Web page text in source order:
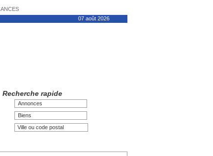
07 août 2026
Recherche rapide
Annonces
Biens